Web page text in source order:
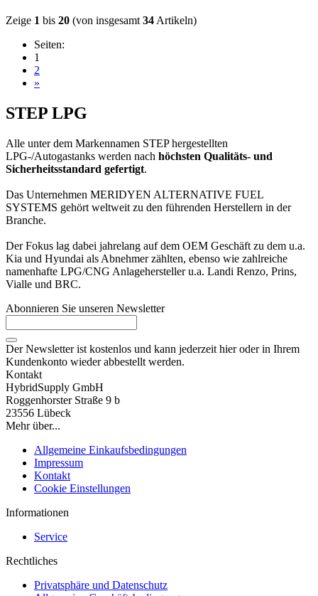
Zeige 1 bis 20 (von insgesamt 34 Artikeln)
Seiten:
1
2
»
STEP LPG
Alle unter dem Markennamen STEP hergestellten
LPG-/Autogastanks werden nach höchsten Qualitäts- und
Sicherheitsstandard gefertigt.
Das Unternehmen MERIDYEN ALTERNATIVE FUEL
SYSTEMS gehört weltweit zu den führenden Herstellern in der
Branche.
Der Fokus lag dabei jahrelang auf dem OEM Geschäft zu dem u.a.
Kia und Hyundai als Abnehmer zählten, ebenso wie zahlreiche
namenhafte LPG/CNG Anlagehersteller u.a. Landi Renzo, Prins,
Vialle und BRC.
Abonnieren Sie unseren Newsletter
Der Newsletter ist kostenlos und kann jederzeit hier oder in Ihrem
Kundenkonto wieder abbestellt werden.
Kontakt
HybridSupply GmbH
Roggenhorster Straße 9 b
23556 Lübeck
Mehr über...
Allgemeine Einkaufsbedingungen
Impressum
Kontakt
Cookie Einstellungen
Informationen
Service
Rechtliches
Privatsphäre und Datenschutz